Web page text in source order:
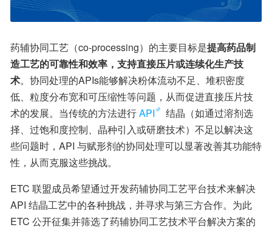
药辅协同工艺（co-processing）的主要目标是提高药品制
造工艺的可靠性和效率，支持直接压片或连续化生产技
术。协同处理的APIs能够解决粉体流动不足、堆积密度
低、粒度分布宽和可压缩性等问题，从而促进直接压片技
术的发展。当传统的方法进行API
结晶（如通过溶剂选
择、过饱和度控制、晶种引入或研磨技术）不足以解决这
些问题时，API 与赋形剂的协同处理可以显著改善其功能特
性，从而克服这些挑战。
ETC 联盟成员希望通过开发药辅协同工艺平台技术来解决
API 结晶工艺中的各种挑战，并寻求与第三方合作。为此
ETC 公开征集并筛选了药辅协同工艺技术平台解决方案的